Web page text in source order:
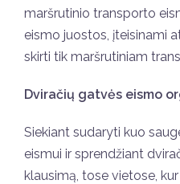
maršrutinio transporto
eismo juostos, įteisinami
skirti tik maršrutiniam
Dviračių gatvės eismo
Siekiant sudaryti kuo
eismui ir sprendžiant
klausimą, tose vietose,